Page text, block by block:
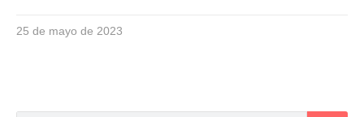
25 de mayo de 2023